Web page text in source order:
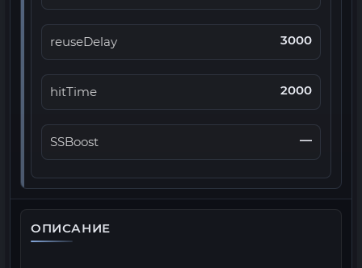
reuseDelay 3000
hitTime 2000
SSBoost —
ОПИСАНИЕ